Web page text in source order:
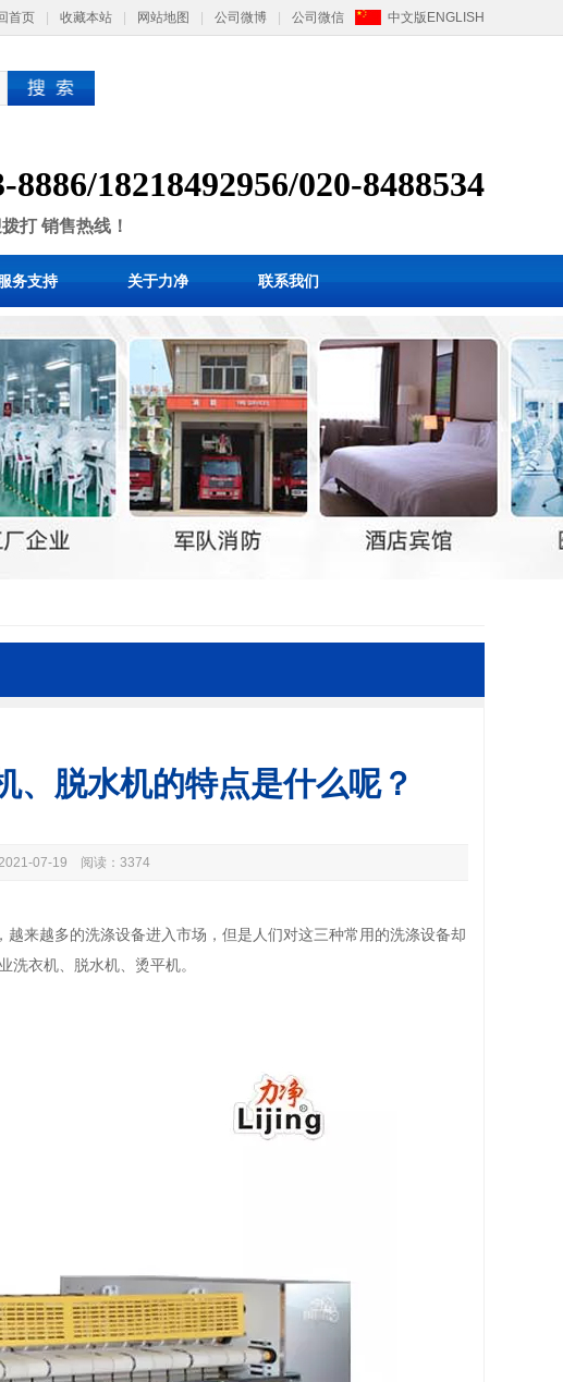
首页 收藏本站 网站地图 公司微博 公司微信 中文版 ENGLISH
8886/18218492956/020-8488534
打 销售热线！
务支持 关于力净 联系我们
、脱水机的特点是什么呢？
07-19 阅读：3374
越来越多的洗涤设备进入市场，但是人们对这三种常用的洗涤设备却
洗衣机、脱水机、烫平机。